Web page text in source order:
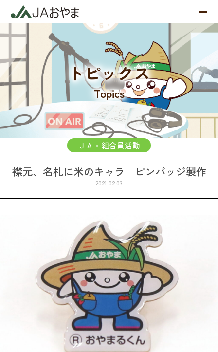
トピックス
Topics
ＪＡ・組合員活動
襟元、名札に米のキャラ ピンバッジ製作
2021.02.03